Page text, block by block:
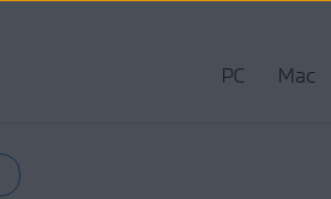
PC Mac